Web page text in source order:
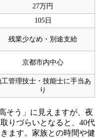
27万円
105日
残業少なめ・別途支給
京都市内中心
工管理技士・技能士に手当あ
り
そう」に見えますが、夜
りづらいとなると、40代
ます。家族との時間や健